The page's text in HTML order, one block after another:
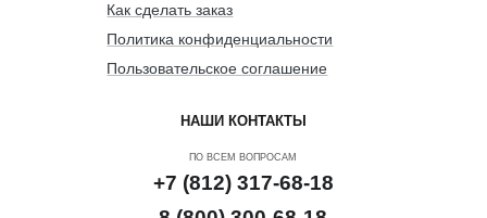
Как сделать заказ
Политика конфиденциальности
Пользовательское соглашение
НАШИ КОНТАКТЫ
ПО ВСЕМ ВОПРОСАМ
+7 (812) 317-68-18